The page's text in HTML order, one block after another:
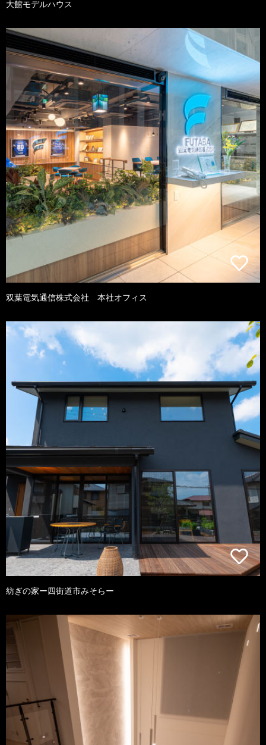
大館モデルハウス
双葉電気通信株式会社 本社オフィス
紡ぎの家ー四街道市みそらー